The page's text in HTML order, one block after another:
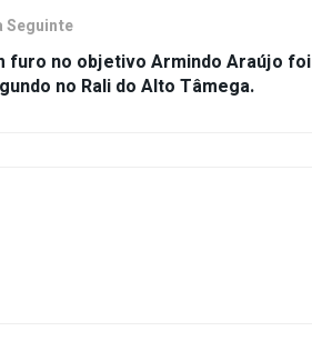
Seguinte
furo no objetivo Armindo Araújo foi
no Rali do Alto Tâmega.